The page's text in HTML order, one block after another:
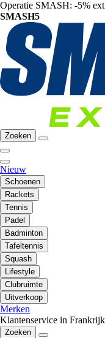
Operatie SMASH: -5%
SMASH5
Zoeken
Nieuw
Schoenen
Rackets
Tennis
Padel
Badminton
Tafeltennis
Squash
Lifestyle
Clubruimte
Uitverkoop
Merken
Klantenservice in Frankrijk
Zoeken